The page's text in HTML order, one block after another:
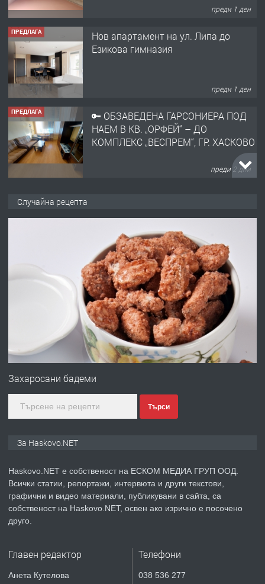
преди 1 ден
ПРЕДЛАГА
Нов апартамент на ул. Липа до
Езикова гимназия
преди 1 ден
ПРЕДЛАГА
🔑 ОБЗАВЕДЕНА ГАРСОНИЕРА ПОД
НАЕМ В КВ. „ОРФЕЙ“ – ДО
КОМПЛЕКС „ВЕСПРЕМ“, ГР. ХАСКОВО
преди 2 дни
АПАРТАМЕНТ В ЦЕНТЪРА НА ГР.
ХАСКОВО
преди 3 дни
Давам гараж под наем
преди 3 дни
ПРЕДЛАГА
№4120 Магазин/Офис под наем в кв.
градската градина!
преди 4 дни
ПРЕДЛАГА
Продавам парцел в гр. Хасково кв.
Случайна рецепта
Захаросани бадеми
Търси
За Haskovo.NET
Haskovo.NET е собственост на ЕСКОМ МЕДИА ГРУП ООД.
Всички статии, репортажи, интервюта и други текстови,
графични и видео материали, публикувани в сайта, са
собственост на Haskovo.NET, освен ако изрично е посочено
друго.
Главен редактор
Анета Кутелова
Телефони
038 536 277